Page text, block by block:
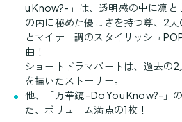
u Know?-」は、透明感の中に凛と
の内に秘めた優しさを持つ尊、2
とマイナー調のスタイリッシュ
曲！
ショートドラマパートは、過去の
を描いたストーリー。
他、「万華鏡 -Do You Know?-」
た、ボリューム満点の1枚！